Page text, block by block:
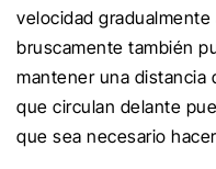
velocidad
bruscamente también
mantener una distancia
que circulan delante
que sea necesario